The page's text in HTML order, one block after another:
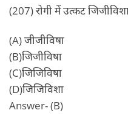
(207) रोगी में उत्कट
(A) जीजीविषा
(B)जिजीविषा
(C)जिजिविषा
(D)जिजिविशा
Answer- (B)